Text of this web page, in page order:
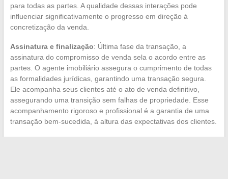
para todas as partes. A qualidade dessas interações pode
influenciar significativamente o progresso em direção à
concretização da venda.
Assinatura e finalização: Última fase da transação, a
assinatura do compromisso de venda sela o acordo entre as
partes. O agente imobiliário assegura o cumprimento de todas
as formalidades jurídicas, garantindo uma transação segura.
Ele acompanha seus clientes até o ato de venda definitivo,
assegurando uma transição sem falhas de propriedade. Esse
acompanhamento rigoroso e profissional é a garantia de uma
transação bem-sucedida, à altura das expectativas dos clientes.